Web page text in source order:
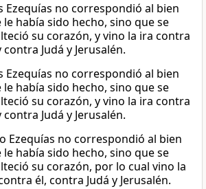
Ezequías no correspondió al bien
le había sido hecho, sino que se
su corazón, y vino la ira contra
contra Judá y Jerusalén.
Ezequías no correspondió al bien
le había sido hecho, sino que se
su corazón, y vino la ira contra
contra Judá y Jerusalén.
Ezequías no correspondió al bien
le había sido hecho, sino que se
su corazón, por lo cual vino la
él, contra Judá y Jerusalén.